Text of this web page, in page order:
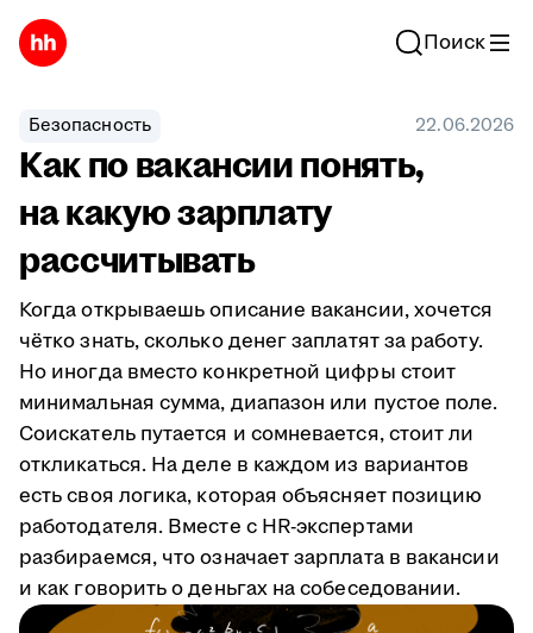
Поиск
Безопасность 22.06.2026
Как по вакансии понять,
на какую зарплату
рассчитывать
Когда открываешь описание вакансии, хочется
чётко знать, сколько денег заплатят за работу.
Но иногда вместо конкретной цифры стоит
минимальная сумма, диапазон или пустое поле.
Соискатель путается и сомневается, стоит ли
откликаться. На деле в каждом из вариантов
есть своя логика, которая объясняет позицию
работодателя. Вместе с HR-экспертами
разбираемся, что означает зарплата в вакансии
и как говорить о деньгах на собеседовании.